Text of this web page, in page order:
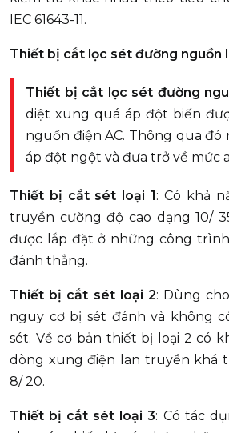
IEC 61643-11.
Thiết bị cắt lọc sét đường nguồn
Thiết bị cắt lọc sét đường
diệt xung quá áp đột biến
nguồn điện AC. Thông qua đó
áp đột ngột và đưa trở về mức
Thiết bị cắt sét loại 1 : Có khả
truyền cường độ cao dạng 10/
được lắp đặt ở những công
đánh thẳng.
Thiết bị cắt sét loại 2: Dùng
nguy cơ bị sét đánh và không
sét. Về cơ bản thiết bị loại 2 có
dòng xung điện lan truyền khá
8/ 20.
Thiết bị cắt sét loại 3: Có tác